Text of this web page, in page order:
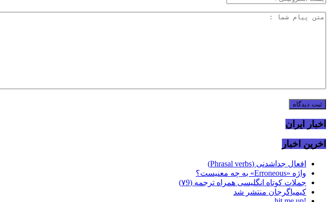
اخبار ایران
اخرین اخبار
افعال جداشدنی (Phrasal verbs)
واژه «Erroneous» به چه معنیست؟
جملات کوتاه انگلیسی همراه ترجمه (۷9)
کیمیاگرجان منتشر شد